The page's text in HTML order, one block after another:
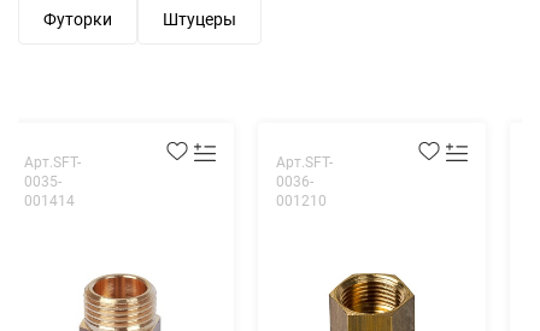
Футорки Штуцеры
Арт.SFT-
0035-
001414
Арт.SFT-
0036-
001210